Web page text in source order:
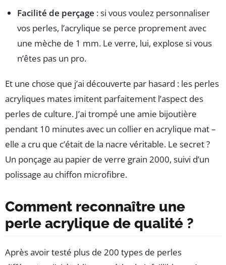
Facilité de perçage : si vous voulez personnaliser
vos perles, l’acrylique se perce proprement avec
une mèche de 1 mm. Le verre, lui, explose si vous
n’êtes pas un pro.
Et une chose que j’ai découverte par hasard : les perles
acryliques mates imitent parfaitement l’aspect des
perles de culture. J’ai trompé une amie bijoutière
pendant 10 minutes avec un collier en acrylique mat –
elle a cru que c’était de la nacre véritable. Le secret ?
Un ponçage au papier de verre grain 2000, suivi d’un
polissage au chiffon microfibre.
Comment reconnaître une
perle acrylique de qualité ?
Après avoir testé plus de 200 types de perles